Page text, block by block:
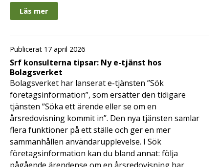
Läs mer
Publicerat 17 april 2026
Srf konsulterna tipsar: Ny e-tjänst hos
Bolagsverket
Bolagsverket har lanserat e-tjänsten ”Sök
företagsinformation”, som ersätter den tidigare
tjänsten ”Söka ett ärende eller se om en
årsredovisning kommit in”. Den nya tjänsten samlar
flera funktioner på ett ställe och ger en mer
sammanhållen användarupplevelse. I Sök
företagsinformation kan du bland annat: följa